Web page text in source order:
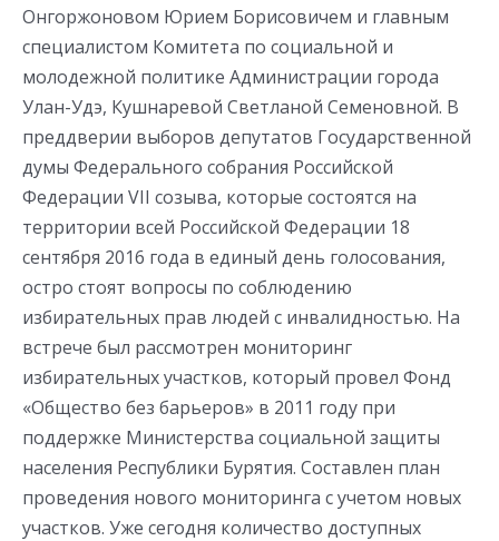
Онгоржоновом Юрием Борисовичем и главным
специалистом Комитета по социальной и
молодежной политике Администрации города
Улан-Удэ, Кушнаревой Светланой Семеновной. В
преддверии выборов депутатов Государственной
думы Федерального собрания Российской
Федерации VII созыва, которые состоятся на
территории всей Российской Федерации 18
сентября 2016 года в единый день голосования,
остро стоят вопросы по соблюдению
избирательных прав людей с инвалидностью. На
встрече был рассмотрен мониторинг
избирательных участков, который провел Фонд
«Общество без барьеров» в 2011 году при
поддержке Министерства социальной защиты
населения Республики Бурятия. Составлен план
проведения нового мониторинга с учетом новых
участков. Уже сегодня количество доступных